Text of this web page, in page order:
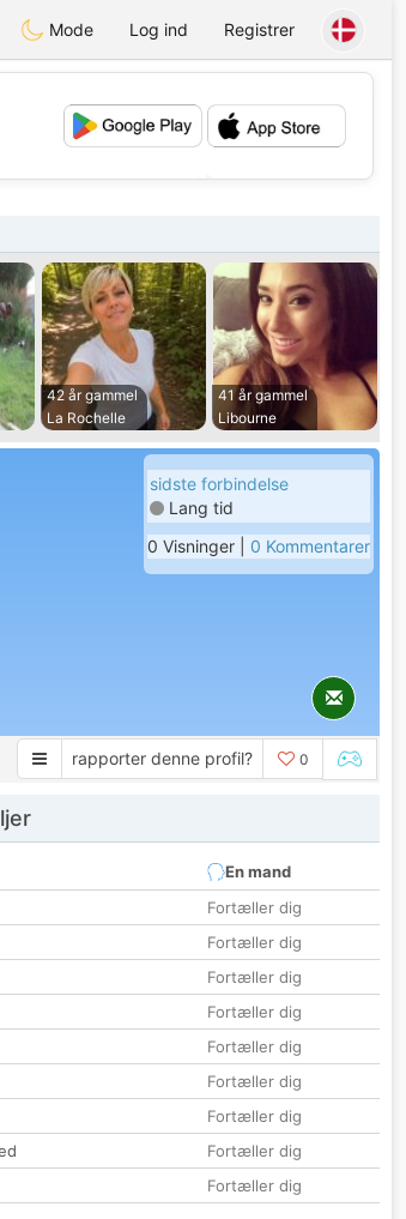
Mode Log ind Registrer
42 år gammel
La Rochelle
41 år gammel
Libourne
sidste forbindelse
Lang tid
0 Visninger | 0 Kommentarer
rapporter denne profil? 0
En mand
Fortæller dig
Fortæller dig
Fortæller dig
Fortæller dig
Fortæller dig
Fortæller dig
Fortæller dig
Fortæller dig
Fortæller dig